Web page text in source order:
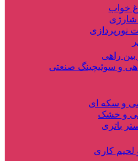
خواب
نورپردازی
بین راهی
و سوئیچینگ صنعتی
و سکه ای
و خشک
باتری
و لحیم کاری